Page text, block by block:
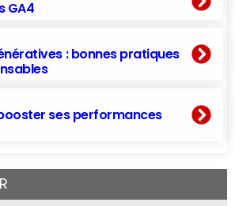
GA4
: bonnes pratiques
ses performances